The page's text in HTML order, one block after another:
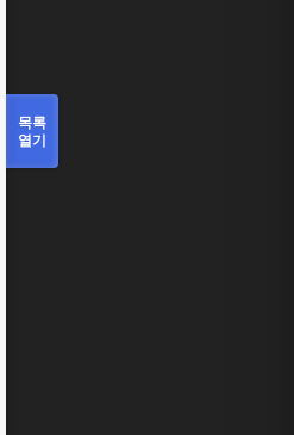
목록
열기